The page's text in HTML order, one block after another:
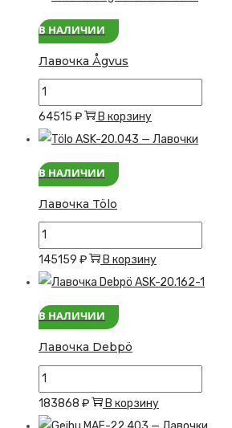
В НАЛИЧИИ
Лавочка Ågvus
Количество
товара
Лавочка
64515 ₽ В корзину
В НАЛИЧИИ
Лавочка Tölo
Количество
товара
Лавочка
145159 ₽ В корзину
В НАЛИЧИИ
Лавочка Debpö
Количество
товара
Лавочка
183868 ₽ В корзину